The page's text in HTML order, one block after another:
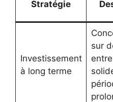
Stratégie
Investissement
à long terme
sur